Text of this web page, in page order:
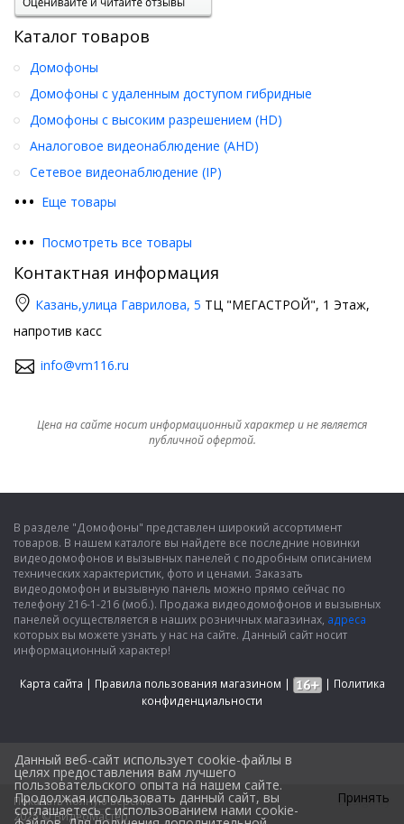
Каталог товаров
••• Еще товары
Домофоны
Домофоны с удаленным доступом гибридные
Домофоны с высоким разрешением (HD)
Аналоговое видеонаблюдение (AHD)
Сетевое видеонаблюдение (IP)
••• Посмотреть все товары
Контактная информация
Казань,улица Гаврилова, 5 ТЦ "МЕГАСТРОЙ", 1 Этаж,
напротив касс
info@vm116.ru
Цена на сайте носит информационный характер и не является
публичной офертой.
В разделе "Домофоны" представлен широкий ассортимент
товаров. В нашем каталоге вы найдете все последние новинки
видеодомофонов и вызывных панелей с подробным описанием
технических характеристик, фото и ценами. Заказать
видеодомофон и вызывную панель можно прямо сейчас по
телефону 216-1-216 (моб.). Продажа видеодомофонов и вызывных
панелей осуществляется в наших розничных магазинах, адреса
которых вы можете узнать у нас на сайте. Данный сайт носит
информационный характер!
Карта сайта | Правила пользования магазином | | Политика
конфиденциальности
Показать полную версию
2025 © ВидеоМастер
Design by
Данный веб-сайт использует cookie-файлы в
целях предоставления вам лучшего
пользовательского опыта на нашем сайте.
Продолжая использовать данный сайт, вы
соглашаетесь с использованием нами cookie-
Принять